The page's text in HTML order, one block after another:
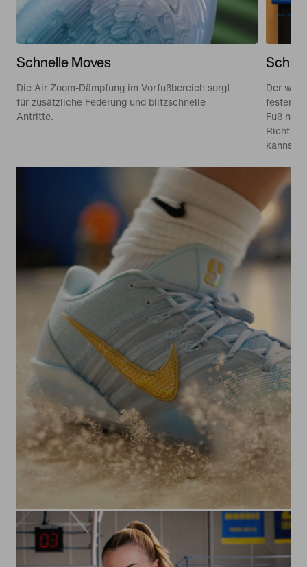
Schnelle Moves
Die Air Zoom-Dämpfung im Vorfußbereich sorgt
für zusätzliche Federung und blitzschnelle
Antritte.
Der
festeren
Fuß
kannst.